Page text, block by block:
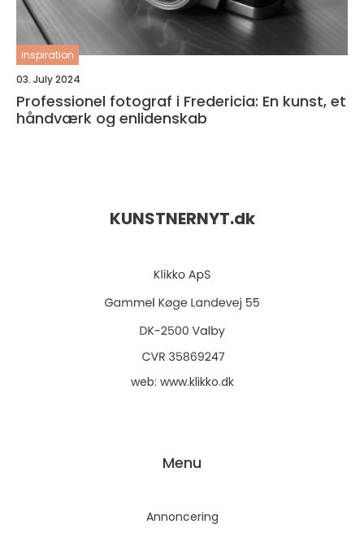
inspiration
03. July 2024
Professionel fotograf i Fredericia: En kunst, et
håndværk og enlidenskab
KUNSTNERNYT.dk
web: www.klikko.dk
Menu
Annoncering